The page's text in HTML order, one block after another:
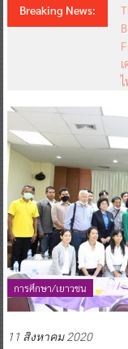
Breaking News:
การศึกษา/เยาวชน
11 สิงหาคม 2020